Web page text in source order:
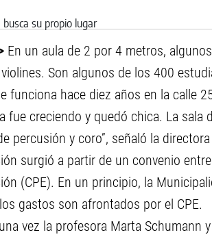
En un aula de 2 por 4 metros,
Son algunos de los 400
funciona hace diez años en la calle
fue creciendo y quedó chica. La
percusión y coro”, señaló la
surgió a partir de un convenio
(CPE). En un principio, la
gastos son afrontados por el CPE.
vez la profesora Marta Schumann